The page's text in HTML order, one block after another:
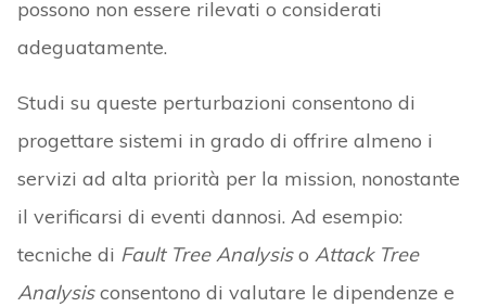
possono non essere rilevati o considerati
adeguatamente.
Studi su queste perturbazioni consentono di
progettare sistemi in grado di offrire almeno i
servizi ad alta priorità per la mission, nonostante
il verificarsi di eventi dannosi. Ad esempio:
tecniche di Fault Tree Analysiso Attack Tree
Analysisconsentono di valutare le dipendenze e